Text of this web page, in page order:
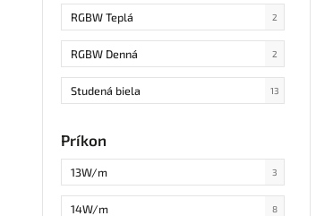
200cm
10cm
1m/5m
20cm
RGBW Teplá 2
RGBW Denná 2
Studená biela 13
Teplá biela
COB RGB
Príkon
13W/m 3
14W/m 8